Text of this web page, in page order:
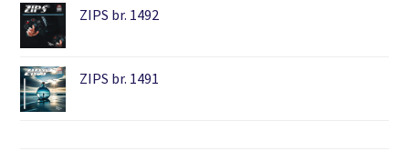
ZIPS br. 1492
ZIPS br. 1491